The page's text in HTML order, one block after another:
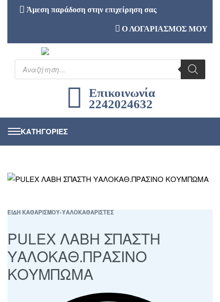
Άμεση παράδοση στην επιχείρηση σας
Ο ΛΟΓΑΡΙΑΣΜΟΣ ΜΟΥ
Επικοινωνία
2242024632
ΕΙΔΗ ΚΑΘΑΡΙΣΜΟΥ›ΥΑΛΟΚΑΘΑΡΙΣΤΕΣ
PULEX ΛΑΒΗ ΣΠΑΣΤΗ
ΥΑΛΟΚΑΘ.ΠΡΑΣΙΝΟ
ΚΟΥΜΠΩΜΑ